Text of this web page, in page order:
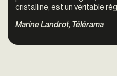
cristalline, est un véritable
Marine Landrot, Télérama